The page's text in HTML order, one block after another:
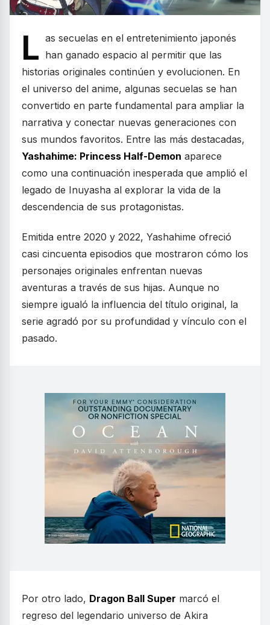
L as secuelas en el entretenimiento japonés
han ganado espacio al permitir que las
historias originales continúen y evolucionen. En
el universo del anime, algunas secuelas se han
convertido en parte fundamental para ampliar la
narrativa y conectar nuevas generaciones con
sus mundos favoritos. Entre las más destacadas,
Yashahime: Princess Half-Demon aparece
como una continuación inesperada que amplió el
legado de Inuyasha al explorar la vida de la
descendencia de sus protagonistas.
Emitida entre 2020 y 2022, Yashahime ofreció
casi cincuenta episodios que mostraron cómo los
personajes originales enfrentan nuevas
aventuras a través de sus hijas. Aunque no
siempre igualó la influencia del título original, la
serie agradó por su profundidad y vínculo con el
pasado.
Por otro lado, Dragon Ball Super marcó el
regreso del legendario universo de Akira